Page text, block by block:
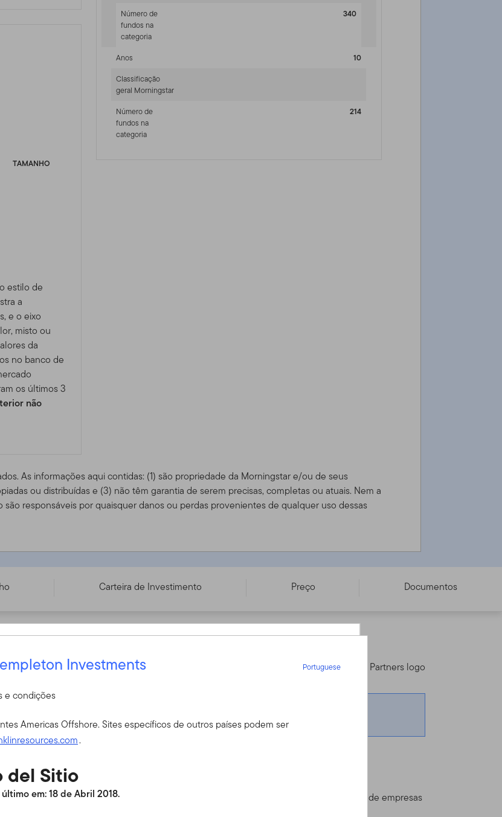
É a primeira vez no nosso site?
Para obter acesso, entre em contato com o seu assessor
financeiro. Se você não é assessor financeiro, mas tem uma
de Atendimento ao Cliente para mais informações.
TAMANHO
estilo de
a
e o eixo
misto ou
da
no banco de
os últimos 3
não
Número de
fundos na
categoria
340
Anos
10
Classificação
geral Morningstar
Número de
fundos na
categoria
214
As informações aqui contidas: (1) são propriedade da Morningstar e/ou de seus
ou distribuídas e (3) não têm garantia de serem precisas, completas ou atuais. Nem a
responsáveis ​​por quaisquer danos ou perdas provenientes de qualquer uso dessas
Carteira de Investimento Preço Documentos
do UCITS e o KID antes de tomar qualquer decisão final sobre investimentos.
através do crescimento do capital. O Fundo investe principalmente em ações de empresas
Investments Portuguese
e condições
Americas Offshore. Sites específicos de outros países podem ser
.
del Sitio
em: 18 de Abril 2018.